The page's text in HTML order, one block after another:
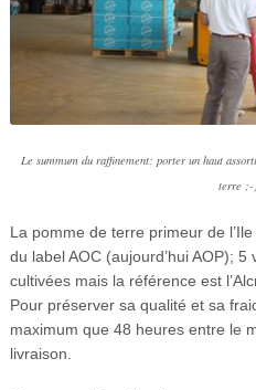
Le summum du raffinement: porter un haut
terre
La pomme de terre primeur de
du label AOC (aujourd’hui AOP);
cultivées mais la référence est
Pour préserver sa qualité et sa
maximum que 48 heures entre le
livraison.